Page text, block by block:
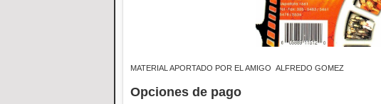
MATERIAL APORTADO POR EL AMIGO ALFREDO GOMEZ
Opciones de pago